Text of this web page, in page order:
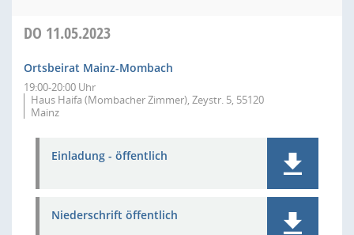
DO 11.05.2023
Ortsbeirat Mainz-Mombach
19:00-20:00 Uhr
Haus Haifa (Mombacher Zimmer), Zeystr. 5, 55120
Mainz
Einladung - öffentlich
Niederschrift öffentlich